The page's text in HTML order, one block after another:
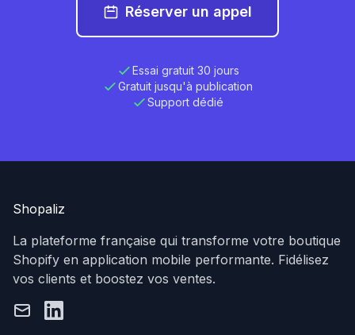
Réserver un appel
Essai gratuit 30 jours
Gratuit jusqu'à publication
Support dédié
Shopaliz
La plateforme française qui transforme votre boutique
Shopify en application mobile performante. Fidélisez
vos clients et boostez vos ventes.
Email
LinkedIn